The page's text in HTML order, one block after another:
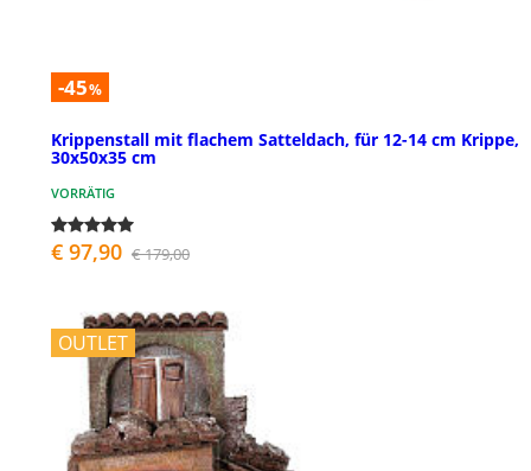
-45%
Krippenstall mit flachem Satteldach, für 12-14 cm Krippe,
30x50x35 cm
VORRÄTIG
€ 97,90 € 179,00
OUTLET